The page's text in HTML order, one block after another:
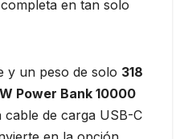
en tan solo
y un peso de solo 318
Power Bank 10000
de carga USB-C